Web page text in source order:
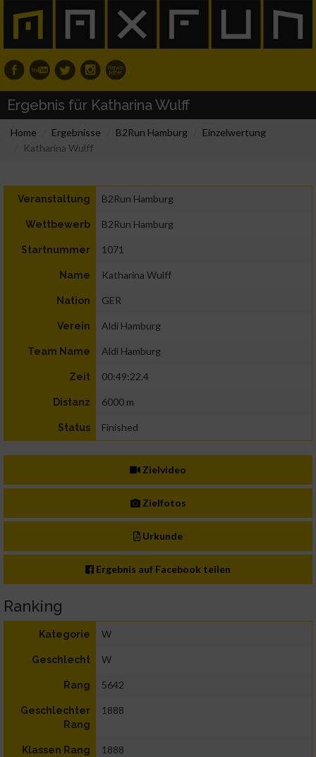
Ergebnis für Katharina Wulff
Home Ergebnisse B2Run Hamburg
Einzelwertung
Katharina Wulff
Veranstaltung B2Run Hamburg
Wettbewerb B2Run Hamburg
Startnummer 1071
Name Katharina Wulff
Nation GER
Verein Aldi Hamburg
Team Name Aldi Hamburg
Zeit 00:49:22.4
Distanz 6000 m
Status Finished
Zielvideo
Zielfotos
Urkunde
Ergebnis auf Facebook teilen
Ranking
Kategorie W
Geschlecht W
Rang 5642
Geschlechter
Rang
1888
Klassen Rang 1888